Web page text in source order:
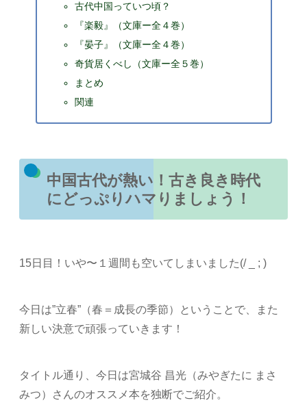
古代中国っていつ頃？
『楽毅』（文庫ー全４巻）
『晏子』（文庫ー全４巻）
奇貨居くべし（文庫ー全５巻）
まとめ
関連
中国古代が熱い！古き良き時代
にどっぷりハマりましょう！
15日目！いや〜１週間も空いてしまいました(/ _ ; )
今日は”立春”（春＝成長の季節）ということで、また
新しい決意で頑張っていきます！
タイトル通り、今日は宮城谷 昌光（みやぎたに まさ
みつ）さんのオススメ本を独断でご紹介。